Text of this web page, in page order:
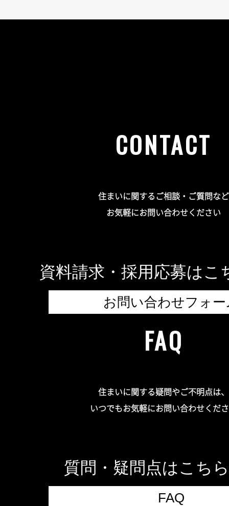
CONTACT
住まいに関するご相談・ご質問など
お気軽にお問い合わせください
資料請求・採用応募はこ
お問い合わせフォー
FAQ
住まいに関する疑問やご不明点は、
いつでもお気軽にお問い合わせくだ
質問・疑問点はこち
FAQ